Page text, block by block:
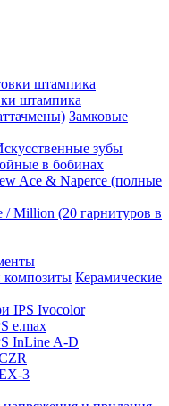
штампика
Замковые
зубы
в бобинах
Ace & Naperce (полные
/ Million (20 гарнитуров в
Керамические
IPS Ivocolor
e.max
InLine A-D
3